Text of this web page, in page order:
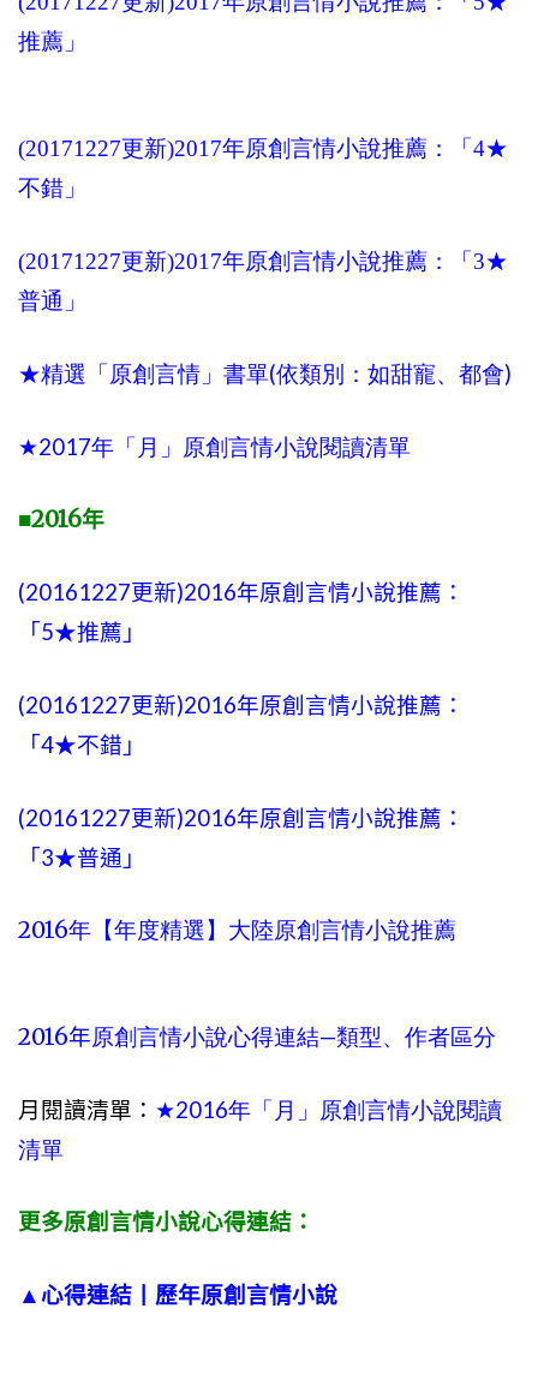
推薦」
(20171227更新)2017年原創言情小說推薦：「4★
不錯」
(20171227更新)2017年原創言情小說推薦：「3★
普通」
★精選「原創言情」書單(依類別：如甜寵、都會)
★2017年「月」原創言情小說閱讀清單
■2016年
(20161227更新)2016年原創言情小說推薦：
「5★推薦」
(20161227更新)2016年原創言情小說推薦：
「4★不錯」
(20161227更新)2016年原創言情小說推薦：
「3★普通」
2016年【年度精選】大陸原創言情小說推薦
2016年原創言情小說心得連結—類型、作者區分
月閱讀清單： ★2016年「月」原創言情小說閱讀
清單
更多原創言情小說心得連結：
▲心得連結丨歷年原創言情小說